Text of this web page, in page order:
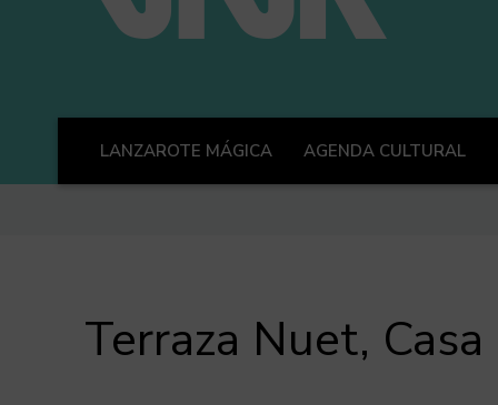
LANZAROTE MÁGICA AGENDA CULTURAL
Terraza Nuet,